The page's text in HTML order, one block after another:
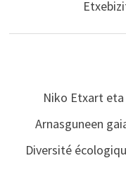
Niko Etxart
Arnasguneen
Diversité